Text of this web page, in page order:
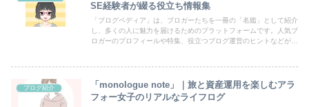
SE経験者が綴る役立ち情報集
「ブログペディア」は、ブロガーたちを一冊の「名鑑」として紹介
し、多くの人に魅力を届けるためのプラットフォームです。人気ブ
ロガーのプロフィールや特集、役立つブログ運営のヒントなどが満
ブログ紹介
「monologue note」｜旅と資産運用を楽しむアラ
フォー女子のリアルなライフログ